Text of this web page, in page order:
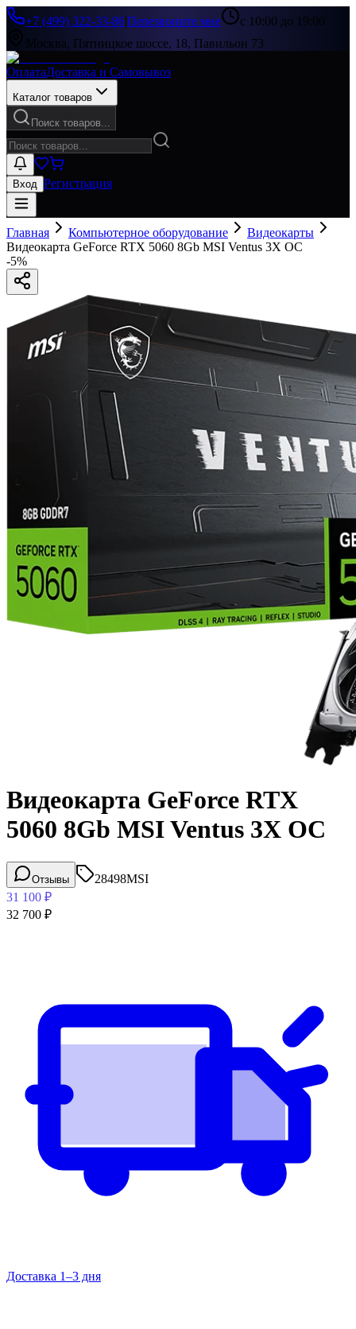
+7 (499) 322-33-86|Перезвоните мне
с 10:00 до 19:00
Москва, Пятницкое шоссе, 18, Павильон 73
ОплатаДоставка и Самовывоз
Каталог товаров
Поиск товаров...
Вход Регистрация
Главная Компьютерное оборудование
Видеокарты
Видеокарта GeForce RTX 5060 8Gb MSI Ventus 3X OC
-5%
Видеокарта GeForce RTX
5060 8Gb MSI Ventus 3X OC
Отзывы 28498MSI
31 100 ₽
32 700 ₽
Доставка 1–3 дня